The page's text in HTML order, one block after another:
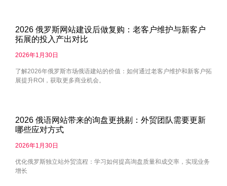
2026 俄罗斯网站建设后做复购：老客户维护与新客户
拓展的投入产出对比
2026年1月30日
了解2026年俄罗斯市场俄语建站的价值：如何通过老客户维护和新客户拓
展提升ROI，获取更多商业机会。
2026 俄语网站带来的询盘更挑剔：外贸团队需要更新
哪些应对方式
2026年1月30日
优化俄罗斯独立站外贸流程：学习如何提高询盘质量和成交率，实现业务
增长